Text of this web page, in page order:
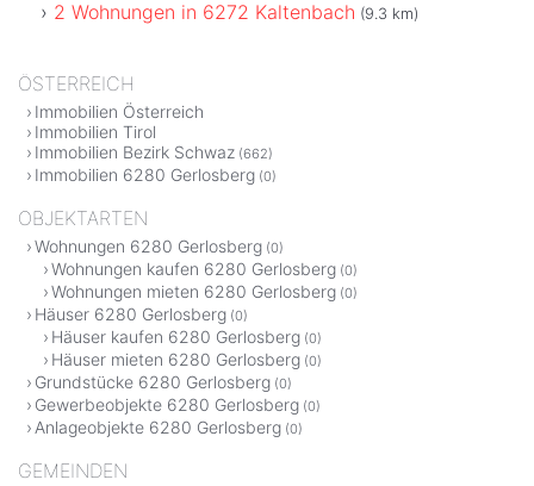
2 Wohnungen in 6272 Kaltenbach (9.3 km)
ÖSTERREICH
Immobilien Österreich
Immobilien Tirol
Immobilien Bezirk Schwaz (662)
Immobilien 6280 Gerlosberg (0)
OBJEKTARTEN
Wohnungen 6280 Gerlosberg (0)
Wohnungen kaufen 6280 Gerlosberg (0)
Wohnungen mieten 6280 Gerlosberg (0)
Häuser 6280 Gerlosberg (0)
Häuser kaufen 6280 Gerlosberg (0)
Häuser mieten 6280 Gerlosberg (0)
Grundstücke 6280 Gerlosberg (0)
Gewerbeobjekte 6280 Gerlosberg (0)
Anlageobjekte 6280 Gerlosberg (0)
GEMEINDEN